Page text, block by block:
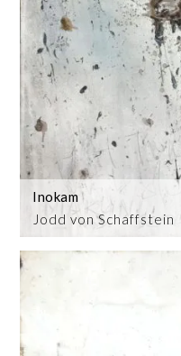
Jodd von Schaffstein
Inokam